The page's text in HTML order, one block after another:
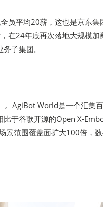
平均20薪，这也是京东集
在24年底再次落地大规模加
子集团。
AgiBot World是一个汇集
于谷歌开源的Open X-
范围覆盖面扩大100倍，